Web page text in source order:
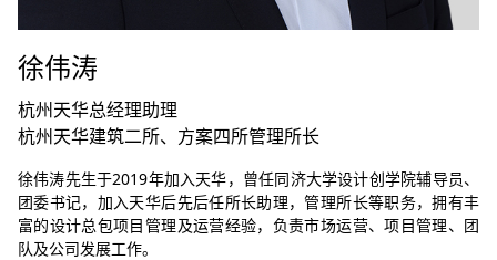
徐伟涛
杭州天华总经理助理
杭州天华建筑二所、方案四所管理所长
徐伟涛先生于2019年加入天华，曾任同济大学设计创学院辅导员、
团委书记，加入天华后先后任所长助理，管理所长等职务，拥有丰
富的设计总包项目管理及运营经验，负责市场运营、项目管理、团
队及公司发展工作。